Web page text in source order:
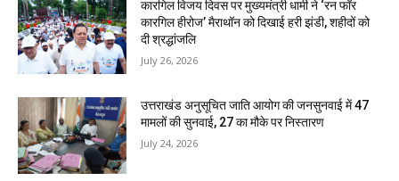
कारगिल विजय दिवस पर मुख्यमंत्री धामी ने ‘रन फॉर
कारगिल हीरोज’ मैराथॉन को दिखाई हरी झंडी, शहीदों को
दी श्रद्धांजलि
July 26, 2026
उत्तराखंड अनुसूचित जाति आयोग की जनसुनवाई में 47
मामलों की सुनवाई, 27 का मौके पर निस्तारण
July 24, 2026